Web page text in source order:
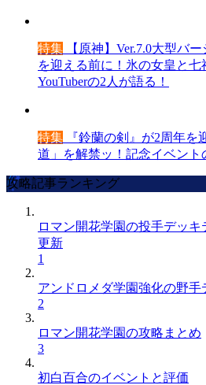
特集 【原神】Ver.7.0大型バ
を迎える前に！氷の女皇と七
YouTuberの2人が語る！
特集 『鈴蘭の剣』が2周年を
道」を解禁ッ！記念イベント
攻略記事ランキング
ロマン開花学園の投手デッキ
更新
1
アンドロメダ学園強化の野手
2
ロマン開花学園の攻略まとめ
3
初白百合のイベントと評価